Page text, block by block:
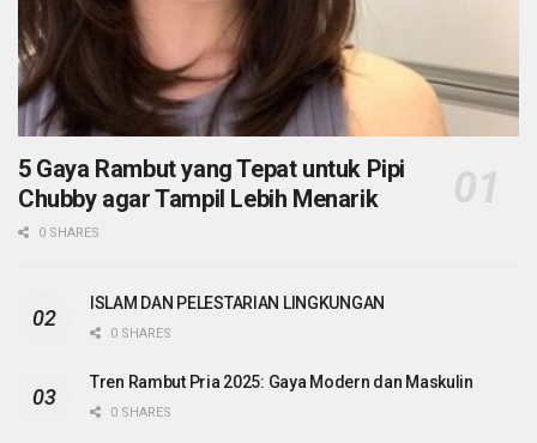
5 Gaya Rambut yang Tepat untuk Pipi
Chubby agar Tampil Lebih Menarik
0 SHARES
ISLAM DAN PELESTARIAN LINGKUNGAN
0 SHARES
Tren Rambut Pria 2025: Gaya Modern dan Maskulin
0 SHARES